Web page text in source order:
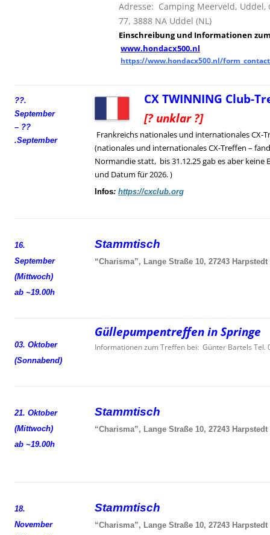
Adresse: Camping Meerveld, Uddel,
77, 3888 NA Uddel (NL)
Einschreibung und Informationen
www.hondacx500.nl
https://www.hondacx500.nl/
??.
September
– ??
.September
CX TWINNING Club-
[? unklar ?]
Frankreichs nationales und internationales CX-
(nationales und internationales CX-Treffen –
Normandie statt, bis 31.12.25 gab es aber keine
und Datum für 2026. )
Infos: https://cxclub.org
16.
September
(Mittwoch)
ab ~19.00h
Stammtisch
“Charisma”, Lange Straße 10, 27243 Harpstedt
03. Oktober
(Sonnabend)
Güllepumpentreffen in Springe
Informationen zum Treffen bei: Günter Bartels Tel.
21. Oktober
(Mittwoch)
ab ~19.00h
Stammtisch
“Charisma”, Lange Straße 10, 27243 Harpstedt
18.
November
Stammtisch
“Charisma”, Lange Straße 10, 27243 Harpstedt